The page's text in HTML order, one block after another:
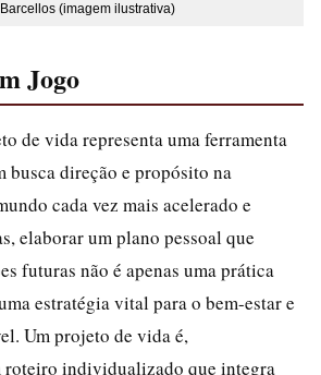
(imagem ilustrativa)
Jogo
de vida representa uma ferramenta
busca direção e propósito na
cada vez mais acelerado e
elaborar um plano pessoal que
futuras não é apenas uma prática
estratégia vital para o bem-estar e
Um projeto de vida é,
roteiro individualizado que integra